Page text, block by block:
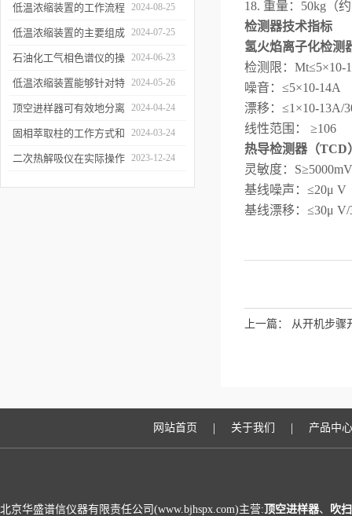
应用
样品引入色谱柱并推动分
离过程
低温浓缩装置的工作流程
及使用注意事项
2024-08-25
低温浓缩装置的主要组成
部分及具体工作流程分析
2024-07-25
石油化工气相色谱仪的操
作要点详细分析
2024-06-23
低温浓缩装置能够针对特
定的目标组分进行有效浓
缩
2024-05-26
顶空进样器可有效地分离
和富集样品中的挥发性成
分
2024-04-24
固相萃取柱的工作方式和
应用场景
2024-03-24
二次热解吸仪在实际操作 2023-12-24
18. 重量：50kg（
检测器技术指标
氢火焰离子化检测
检测限：Mt≤5×10-
噪音：≤5×10-14A
漂移：≤1×10-13A/
线性范围： ≥106
热导检测器（TCD
灵敏度：S≥5000
基线噪声：≤20μ V
基线漂移：≤30μ
上一篇： 从开机步骤
网站首页 | 关于我们 | 产品中心
北京华盛谱信仪器有限责任公司(www.bjhspx.com)主营:顶空进样器、 吹